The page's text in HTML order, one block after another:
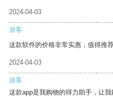
2024-04-03
游客
这款软件的价格非常实惠，值得推荐
2024-04-03
游客
这款app是我购物的得力助手，让